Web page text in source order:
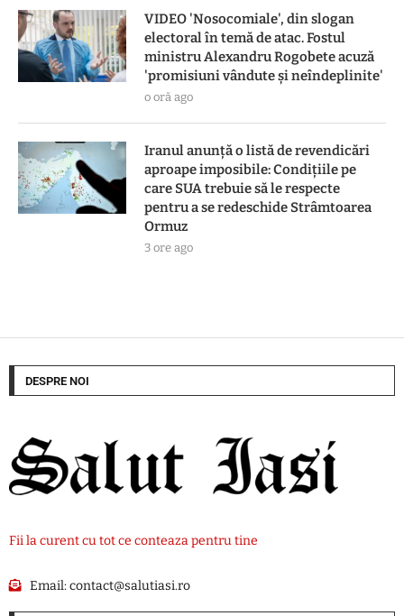
VIDEO 'Nosocomiale', din slogan
electoral în temă de atac. Fostul
ministru Alexandru Rogobete acuză
'promisiuni vândute și neîndeplinite'
o oră ago
Iranul anunță o listă de revendicări
aproape imposibile: Condițiile pe
care SUA trebuie să le respecte
pentru a se redeschide Strâmtoarea
Ormuz
3 ore ago
DESPRE NOI
Fii la curent cu tot ce conteaza pentru tine
Email:contact@salutiasi.ro